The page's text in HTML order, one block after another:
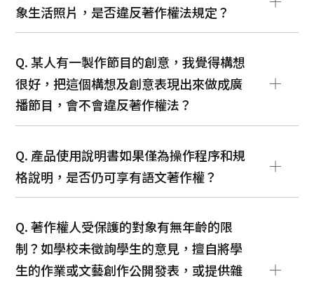
象生活照片，是否違反著作權法規定？
Q. 某人有一製作節目的創意，我覺得構想
很好，把這個構想及創意表現出來做成廣
播節目，會不會違反著作權法？
Q. 產品使用說明書如果僅為操作程序和規
格說明，是否仍可享有語文著作權？
Q. 著作權人受保護的對象有無年齡的限
制？如學校未徵詢學生的意見，擅自將學
生的作業或文藝創作公開發表，或提供雜